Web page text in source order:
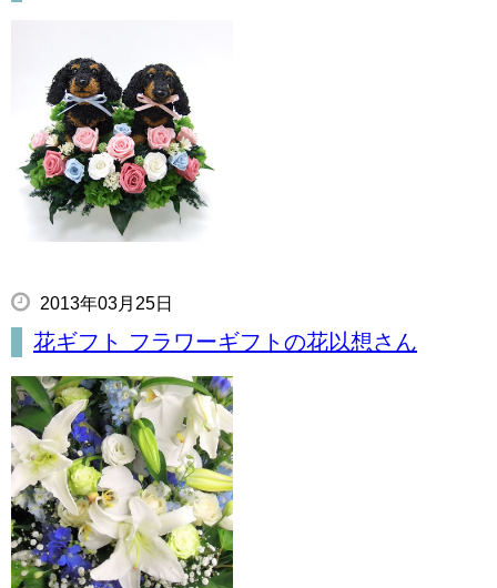
2013年03月25日
花ギフト フラワーギフトの花以想さん